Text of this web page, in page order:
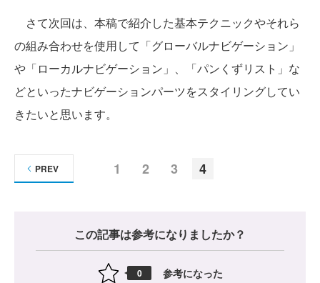
さて次回は、本稿で紹介した基本テクニックやそれら
の組み合わせを使用して「グローバルナビゲーション」
や「ローカルナビゲーション」、「パンくずリスト」な
どといったナビゲーションパーツをスタイリングしてい
きたいと思います。
1 2 3 4
PREV
この記事は参考になりましたか？
0 参考になった